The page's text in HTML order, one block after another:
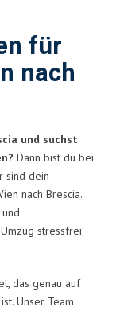
für
nach
und suchst
Dann bist du bei
sind dein
nach Brescia.
stressfrei
das genau auf
Unser Team